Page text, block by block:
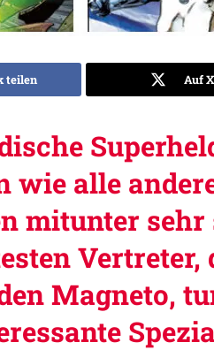
teilen Auf
wie alle
mitunter sehr
Vertreter,
Magneto,